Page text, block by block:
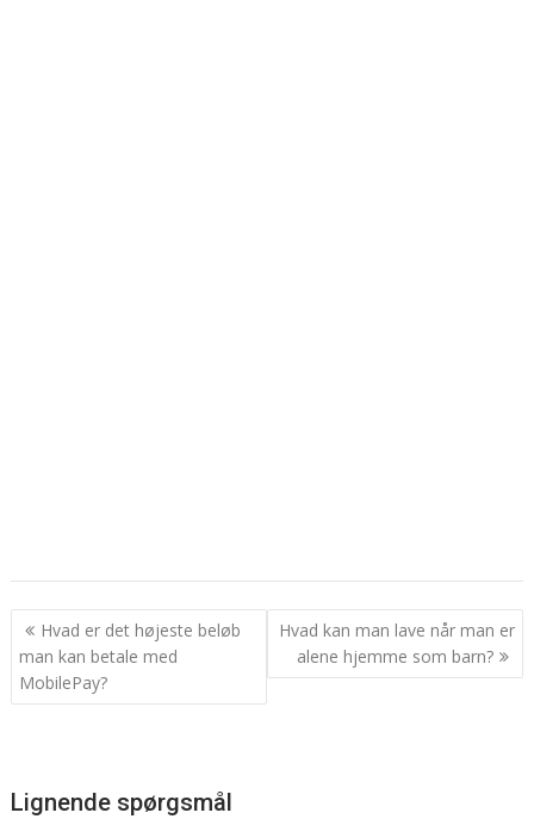
Indlægsnavigation
Hvad er det højeste beløb
man kan betale med
MobilePay?
Hvad kan man lave når man er
alene hjemme som barn?
Lignende spørgsmål